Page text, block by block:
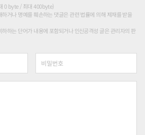
0 byte / 최대 400byte)
거나 명예를 훼손하는 댓글은 관련 법률에 의해 제재를 받을
하는 단어가 내용에 포함되거나 인신공격성 글은 관리자의 판